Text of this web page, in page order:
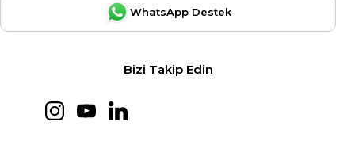
WhatsApp Destek
Bizi Takip Edin